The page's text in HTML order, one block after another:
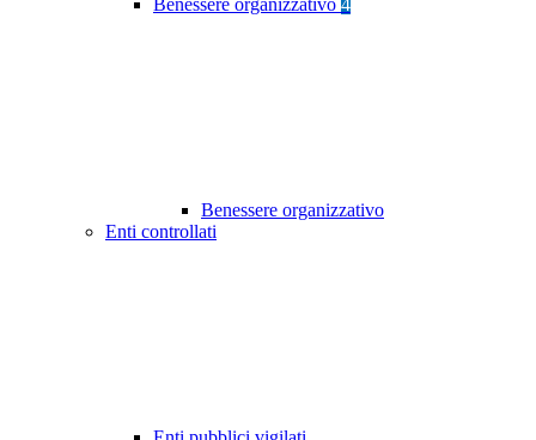
Benessere organizzativo 4
Benessere organizzativo
Enti controllati